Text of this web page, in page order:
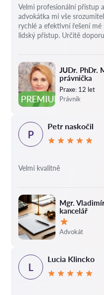
PREMIUM
JUDr. PhDr.
právnička
Praxe: 12 let
Právník
Velmi profesionální přístup
advokátka mi vše
rychlé a efektivní řešení
lidský přístup. Určitě
Mgr.
kancelář
Hodnocení:
Advokát
P
Petr naskočil
Velmi kvalitně
L
Lucia Klincko